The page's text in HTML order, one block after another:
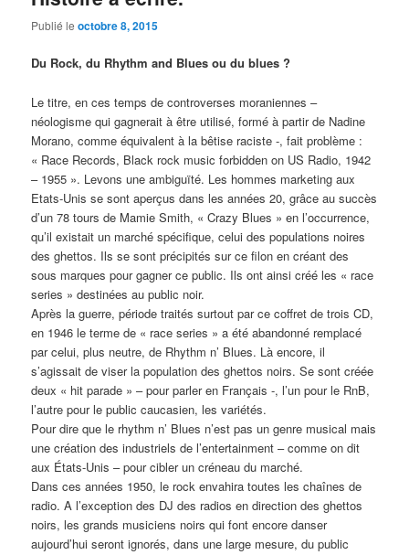
Publié leoctobre 8, 2015
Du Rock, du Rhythm and Blues ou du blues ?
Le titre, en ces temps de controverses moraniennes –
néologisme qui gagnerait à être utilisé, formé à partir de Nadine
Morano, comme équivalent à la bêtise raciste -, fait problème :
« Race Records, Black rock music forbidden on US Radio, 1942
– 1955 ». Levons une ambiguïté. Les hommes marketing aux
Etats-Unis se sont aperçus dans les années 20, grâce au succès
d’un 78 tours de Mamie Smith, « Crazy Blues » en l’occurrence,
qu’il existait un marché spécifique, celui des populations noires
des ghettos. Ils se sont précipités sur ce filon en créant des
sous marques pour gagner ce public. Ils ont ainsi créé les « race
series » destinées au public noir.
Après la guerre, période traités surtout par ce coffret de trois CD,
en 1946 le terme de « race series » a été abandonné remplacé
par celui, plus neutre, de Rhythm n’ Blues. Là encore, il
s’agissait de viser la population des ghettos noirs. Se sont créée
deux « hit parade » – pour parler en Français -, l’un pour le RnB,
l’autre pour le public caucasien, les variétés.
Pour dire que le rhythm n’ Blues n’est pas un genre musical mais
une création des industriels de l’entertainment – comme on dit
aux États-Unis – pour cibler un créneau du marché.
Dans ces années 1950, le rock envahira toutes les chaînes de
radio. A l’exception des DJ des radios en direction des ghettos
noirs, les grands musiciens noirs qui font encore danser
aujourd’hui seront ignorés, dans une large mesure, du public